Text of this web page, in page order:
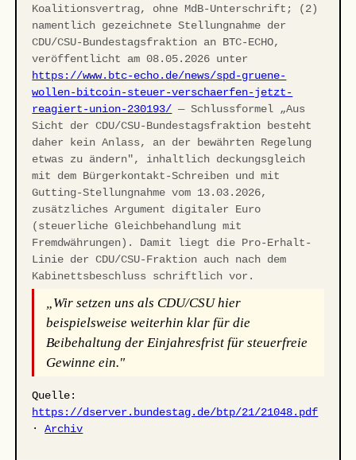
Koalitionsvertrag, ohne MdB-Unterschrift; (2)
namentlich gezeichnete Stellungnahme der
CDU/CSU-Bundestagsfraktion an BTC-ECHO,
veröffentlicht am 08.05.2026 unter
https://www.btc-echo.de/news/spd-gruene-
wollen-bitcoin-steuer-verschaerfen-jetzt-
reagiert-union-230193/ — Schlussformel „Aus
Sicht der CDU/CSU-Bundestagsfraktion besteht
daher kein Anlass, an der bewährten Regelung
etwas zu ändern", inhaltlich deckungsgleich
mit dem Bürgerkontakt-Schreiben und mit
Gutting-Stellungnahme vom 13.03.2026,
zusätzliches Argument digitaler Euro
(steuerliche Gleichbehandlung mit
Fremdwährungen). Damit liegt die Pro-Erhalt-
Linie der CDU/CSU-Fraktion auch nach dem
Kabinettsbeschluss schriftlich vor.
„Wir setzen uns als CDU/CSU hier
beispielsweise weiterhin klar für die
Beibehaltung der Einjahresfrist für steuerfreie
Gewinne ein."
Quelle:
https://dserver.bundestag.de/btp/21/21048.pdf
·Archiv